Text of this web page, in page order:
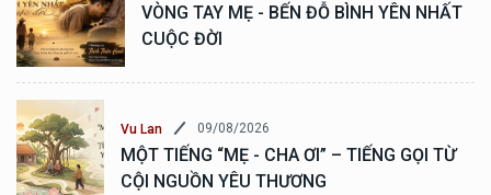
VÒNG TAY MẸ - BẾN ĐỖ BÌNH YÊN NHẤT
CUỘC ĐỜI
Vu Lan 09/08/2026
MỘT TIẾNG “MẸ - CHA ƠI” – TIẾNG GỌI TỪ
CỘI NGUỒN YÊU THƯƠNG